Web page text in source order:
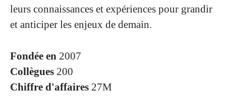
leurs connaissances et expériences pour grandir
et anticiper les enjeux de demain.
Fondée en 2007
Collègues 200
Chiffre d'affaires 27M